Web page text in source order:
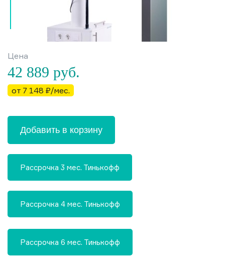
Цена
42 889 руб.
от 7 148 ₽/мес.
Добавить в корзину
Рассрочка 3 мес. Тинькофф
Рассрочка 4 мес. Тинькофф
Рассрочка 6 мес. Тинькофф